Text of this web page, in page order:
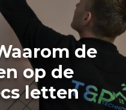
de
op de
letten